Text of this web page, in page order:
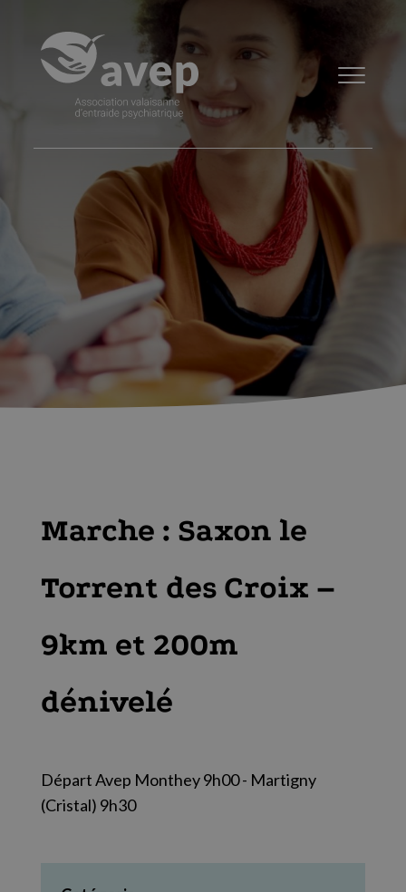
Marche : Saxon le
Torrent des Croix –
9km et 200m
dénivelé
Départ Avep Monthey 9h00 - Martigny
(Cristal) 9h30